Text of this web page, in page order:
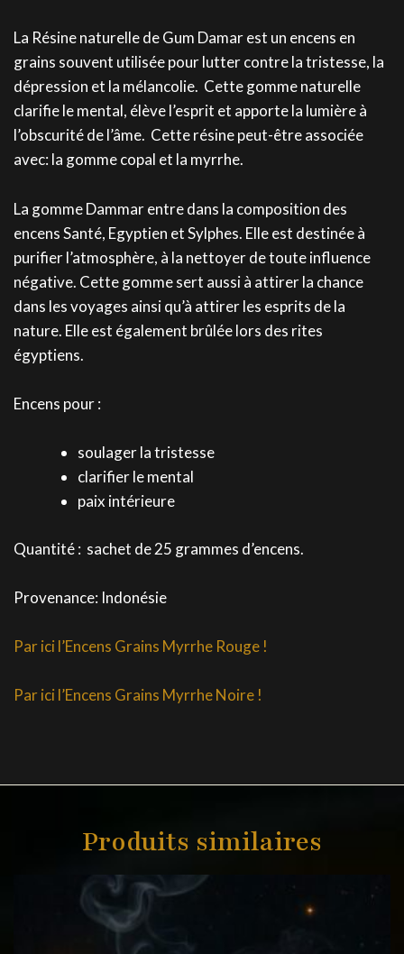
La Résine naturelle de Gum Damar est un encens en
grains souvent utilisée pour lutter contre la tristesse, la
dépression et la mélancolie. Cette gomme naturelle
clarifie le mental, élève l’esprit et apporte la lumière à
l’obscurité de l’âme. Cette résine peut-être associée
avec: la gomme copal et la myrrhe.
La gomme Dammar entre dans la composition des
encens Santé, Egyptien et Sylphes. Elle est destinée à
purifier l’atmosphère, à la nettoyer de toute influence
négative. Cette gomme sert aussi à attirer la chance
dans les voyages ainsi qu’à attirer les esprits de la
nature. Elle est également brûlée lors des rites
égyptiens.
Encens pour :
soulager la tristesse
clarifier le mental
paix intérieure
Quantité : sachet de 25 grammes d’encens.
Provenance: Indonésie
Par ici l’Encens Grains Myrrhe Rouge !
Par ici l’Encens Grains Myrrhe Noire !
Produits similaires